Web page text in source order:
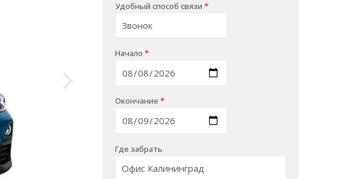
Удобный способ связи*
Начало*
Окончание*
Где забрать